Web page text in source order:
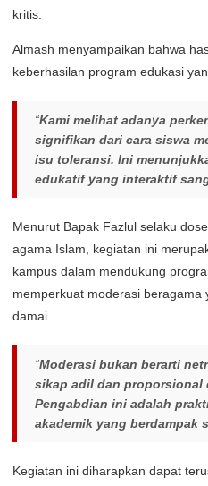
kritis.
Almash menyampaikan bahwa
keberhasilan program edukasi
“Kami melihat adanya
signifikan dari cara siswa
isu toleransi. Ini
edukatif yang interaktif
Menurut Bapak Fazlul selaku
agama Islam, kegiatan ini
kampus dalam mendukung
memperkuat moderasi beragama
damai.
“Moderasi bukan berarti
sikap adil dan proporsional
Pengabdian ini adalah
akademik yang berdampak
Kegiatan ini diharapkan dapat